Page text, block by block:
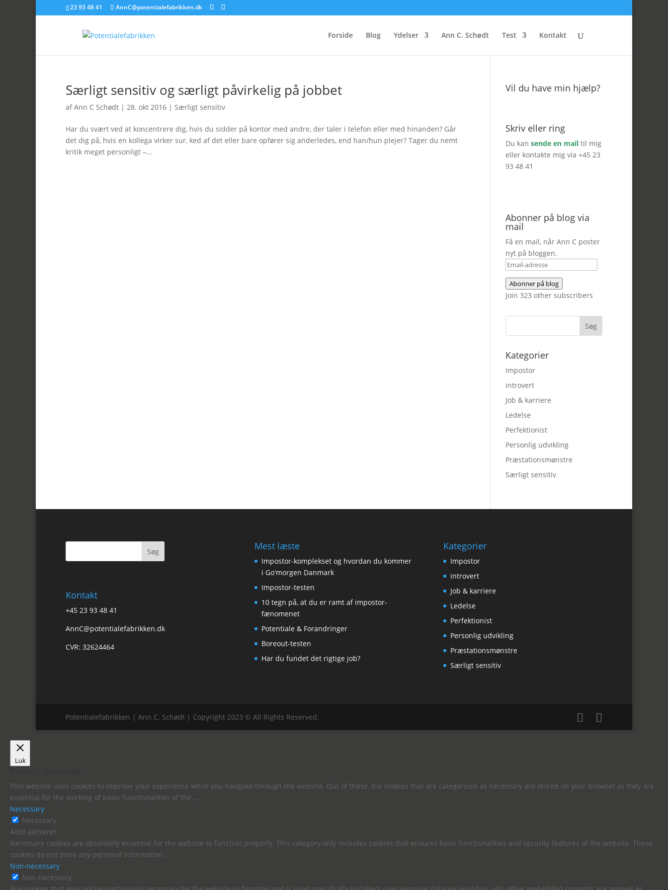
23 93 48 41 AnnC@potentialefabrikken.dk
Forside Blog Ydelser Ann C. Schødt Test Kontakt
Særligt sensitiv og særligt påvirkelig på jobbet
afAnn C Schødt | 28. okt 2016 | Særligt sensitiv
Har du svært ved at koncentrere dig, hvis du sidder på kontor med andre, der taler i telefon eller med hinanden? Går
det dig på, hvis en kollega virker sur, ked af det eller bare opfører sig anderledes, end han/hun plejer? Tager du nemt
kritik meget personligt –...
Vil du have min hjælp?
Skriv eller ring
Du kan sende en mail til mig
eller kontakte mig via +45 23
93 48 41
Abonner på blog via
mail
Få en mail, når Ann C poster
nyt på bloggen.
Email-
adresse
Abonner på blog
Join 323 other subscribers
Kategorier
Impostor
introvert
Job & karriere
Ledelse
Perfektionist
Personlig udvikling
Præstationsmønstre
Særligt sensitiv
Kontakt
+45 23 93 48 41
AnnC@potentialefabrikken.dk
CVR: 32624464
Mest læste
Impostor-komplekset og hvordan du kommer
i Go'morgen Danmark
Impostor-testen
10 tegn på, at du er ramt af impostor-
fænomenet
Potentiale & Forandringer
Boreout-testen
Har du fundet det rigtige job?
Kategorier
Impostor
introvert
Job & karriere
Ledelse
Perfektionist
Personlig udvikling
Præstationsmønstre
Særligt sensitiv
Potentialefabrikken | Ann C. Schødt | Copyright 2023 © All Rights Reserved.
Luk
This website uses cookies to improve your experience while you navigate through the website. Out of these, the cookies that are categorized as necessary are stored on your browser as they are
essential for the working of basic functionalities of the ...
Necessary
Necessary
Altid aktiveret
Necessary cookies are absolutely essential for the website to function properly. This category only includes cookies that ensures basic functionalities and security features of the website. These
cookies do not store any personal information.
Non-necessary
Non-necessary